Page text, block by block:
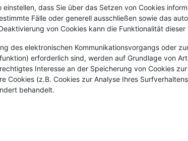
einstellen, dass Sie über das Setzen von Cookies
Fälle oder generell ausschließen sowie das
von Cookies kann die Funktionalität
des elektronischen Kommunikationsvorgangs oder
erforderlich sind, werden auf Grundlage von
Interesse an der Speicherung von Cookies
Cookies (z.B. Cookies zur Analyse Ihres
behandelt.